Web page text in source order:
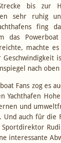
bis zur
sehr ruhig
fing
das
machte
nach
Fans zog es
Yachthafen
und
Und auch für die
Sportdirektor
interessante